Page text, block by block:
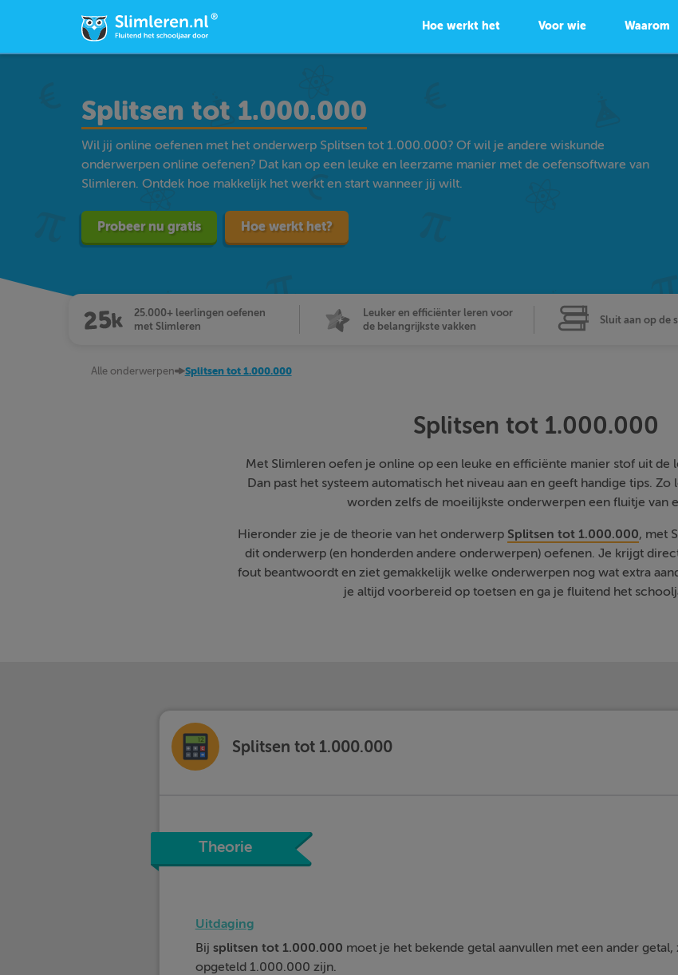
Hoe werkt het Voor wie Waarom
Splitsen tot 1.000.000
Wil jij online oefenen met het onderwerp Splitsen tot 1.000.000? Of wil je andere wiskunde
onderwerpen online oefenen? Dat kan op een leuke en leerzame manier met de oefensoftware van
Slimleren. Ontdek hoe makkelijk het werkt en start wanneer jij wilt.
Probeer nu gratis Hoe werkt het?
25.000+ leerlingen oefenen
met Slimleren
Leuker en efficiënter leren voor
de belangrijkste vakken
Sluit aan op de
Alle onderwerpen Splitsen tot 1.000.000
Splitsen tot 1.000.000
Met Slimleren oefen je online op een leuke en efficiënte manier stof uit de
Dan past het systeem automatisch het niveau aan en geeft handige tips.
worden zelfs de moeilijkste onderwerpen een fluitje van
Hieronder zie je de theorie van het onderwerp Splitsen tot 1.000.000, met
dit onderwerp (en honderden andere onderwerpen) oefenen. Je krijgt
fout beantwoordt en ziet gemakkelijk welke onderwerpen nog wat extra
je altijd voorbereid op toetsen en ga je fluitend het
Splitsen tot 1.000.000
Theorie
Uitdaging
Bij splitsen tot 1.000.000 moet je het bekende getal aanvullen met een ander
opgeteld 1.000.000 zijn.